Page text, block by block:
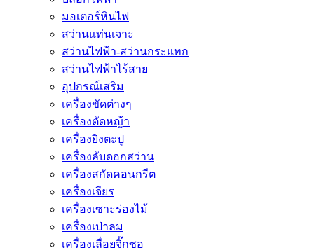
มอเตอร์หินไฟ
สว่านแท่นเจาะ
สว่านไฟฟ้า-สว่านกระแทก
สว่านไฟฟ้าไร้สาย
อุปกรณ์เสริม
เครื่องขัดต่างๆ
เครื่องตัดหญ้า
เครื่องยิงตะปู
เครื่องลับดอกสว่าน
เครื่องสกัดคอนกรีต
เครื่องเจียร
เครื่องเซาะร่องไม้
เครื่องเป่าลม
เครื่องเลื่อยจิ๊กซอ